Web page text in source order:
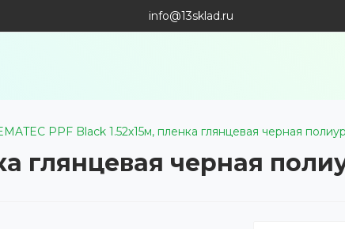
info@13sklad.ru
PPF Black 1.52х15м, пленка глянцевая черная
глянцевая черная